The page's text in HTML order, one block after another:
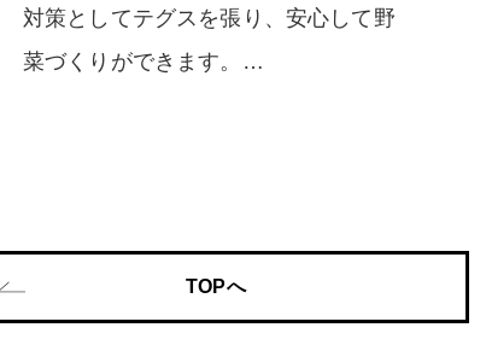
対策としてテグスを張り、安心して野
菜づくりができます。…
TOPへ